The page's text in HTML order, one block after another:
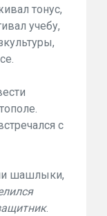
тонус,
учебу,
с
шашлыки,
.